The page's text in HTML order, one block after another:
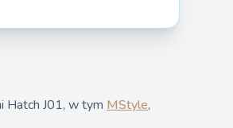
Hatch J01, w tym MStyle,